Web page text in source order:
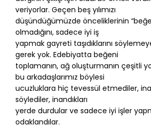
veriyorlar. Geçen beş yılımızı
düşündüğümüzde önceliklerinin
olmadığını, sadece iyi iş
yapmak gayreti taşıdıklarını
gerek yok. Edebiyatta beğeni
toplamanın, ağ oluşturmanın çeşitli
bu arkadaşlarımız böylesi
ucuzluklara hiç tevessül etmediler,
söylediler, inandıkları
yerde durdular ve sadece iyi işler
odaklandılar.